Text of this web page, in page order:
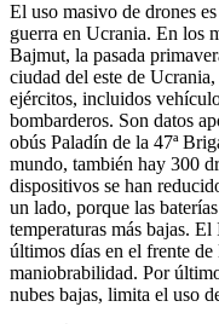
El uso masivo de drones
guerra en Ucrania. En los
Bajmut, la pasada
ciudad del este de
ejércitos, incluidos
bombarderos. Son datos
obús Paladín de la 47ª
mundo, también hay 300
dispositivos se han
un lado, porque las
temperaturas más bajas.
últimos días en el frente
maniobrabilidad. Por
nubes bajas, limita el uso